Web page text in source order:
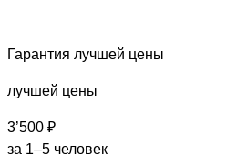
Гарантия лучшей цены
лучшей цены
3’500 ₽
за 1–5 человек